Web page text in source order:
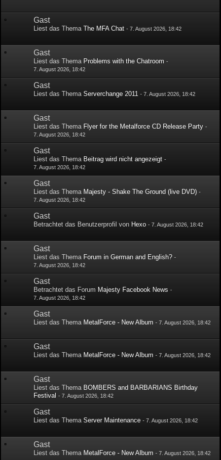
Gast
Liest das ThemaThe MFA Chat -7. August 2026, 18:42
Gast
Liest das Thema Problems with the Chatroom -
7. August 2026, 18:42
Gast
Liest das ThemaServerchange 2011 -7. August 2026, 18:42
Gast
Liest das Thema Flyer for the Metalforce CD Release Party -
7. August 2026, 18:42
Gast
Liest das Thema Beitrag wird nicht angezeigt -
7. August 2026, 18:42
Gast
Liest das Thema Majesty - Shake The Ground (live DVD) -
7. August 2026, 18:42
Gast
Betrachtet das Benutzerprofil von Hexo -7. August 2026, 18:42
Gast
Liest das Thema Forum in German and English? -
7. August 2026, 18:42
Gast
Betrachtet das Forum Majesty Facebook News -
7. August 2026, 18:42
Gast
Liest das Thema MetalForce - New Album -7. August 2026, 18:42
Gast
Liest das Thema MetalForce - New Album -7. August 2026, 18:42
Gast
Liest das Thema BOMBERS and BARBARIANS Birthday
Festival -7. August 2026, 18:42
Gast
Liest das ThemaServer Maintenance -7. August 2026, 18:42
Gast
Liest das Thema MetalForce - New Album -7. August 2026, 18:42